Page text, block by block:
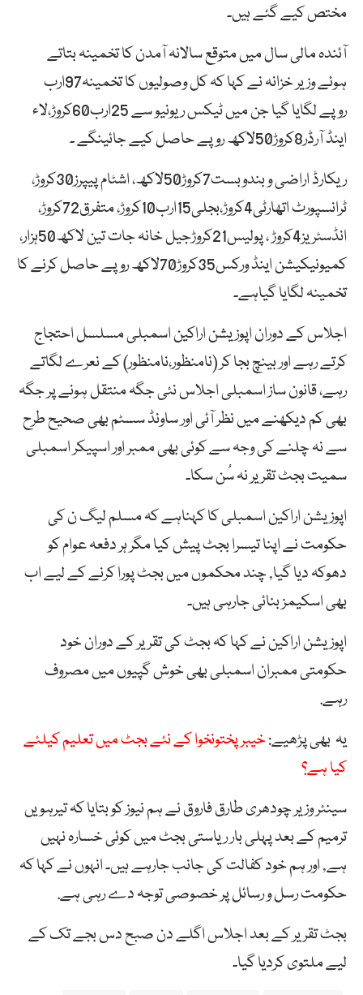
مختص کیے گئے ہیں۔
آئندہ مالی سال میں متوقع سالانہ آمدن کا تخمینہ بتاتے
ہوئے وزیر خزانہ نے کہا کہ کل وصولیوں کا تخمینہ97ارب
روپے لگایا گیا جن میں ٹیکس ریونیو سے 25ارب60کروڑ،لاء
اینڈ آرڈر8کروڑ50لاکھ روپے حاصل کیے جائینگے ۔
ریکارڈ اراضی و بندوبست7کروڑ50لاکھ، اشٹام پیپرز30کروڑ،
ٹرانسپورٹ اتھارٹی4کروڑ،بجلی15ارب10کروڑ، متفرق72کروڑ،
انڈسٹریز4کروڑ ، پولیس21کروڑجیل خانہ جات تین لاکھ50ہزار،
کمیونیکیشن اینڈ ورکس35کروڑ70لاکھ روپے حاصل کرنے کا
تخمینہ لگایا گیاہے۔
اجلاس کے دوران اپوزیشن اراکین اسمبلی مسلسل احتجاج
کرتے رہے اور بینچ بجا کر (نامنظور،نامنظور) کے نعرے لگاتے
رہے، قانون ساز اسمبلی اجلاس نئی جگہ منتقل ہونے پر جگہ
بھی کم دیکھنے میں نظر آئی اور ساونڈ سسٹم بھی صحیح طرح
سے نہ چلنے کی وجہ سے کوئی بھی ممبر اور اسپیکر اسمبلی
سمیت بجٹ تقریر نہ سُن سکا۔
اپوزیشن اراکین اسمبلی کا کہناہے کہ مسلم لیگ ن کی
حکومت نے اپنا تیسرا بجٹ پیش کیا مگر ہر دفعہ عوام کو
دھوکہ دیا گیا, چند محکموں میں بجٹ پورا کرنے کے لیے اب
بھی اسکیمز بنائی جارہی ہیں۔
اپوزیشن اراکین نے کہا کہ بجٹ کی تقریر کے دوران خود
حکومتی ممبران اسمبلی بھی خوش گپیوں میں مصروف
رہے.
یہ بھی پڑھیے:خیبر پختونخوا کے نئے بجٹ میں تعلیم کیلئے
کیا ہے؟
سینئر وزیر چودھری طارق فاروق نے ہم نیوز کو بتایا کہ تیرہویں
ترمیم کے بعد پہلی بار ریاستی بجٹ میں کوئی خسارہ نہیں
ہے, اور ہم خود کفالت کی جانب جارہے ہیں۔ انہوں نے کہا کہ
حکومت رسل و رسائل پر خصوصی توجہ دے رہی ہے.
بجٹ تقریر کے بعد اجلاس اگلے دن صبح دس بجے تک کے
لیے ملتوی کردیا گیا۔